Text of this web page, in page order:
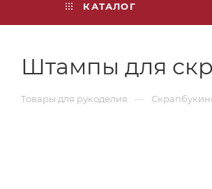
КАТАЛОГ
Штампы для
Товары для рукоделия —